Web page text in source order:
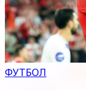
ФУТБОЛ